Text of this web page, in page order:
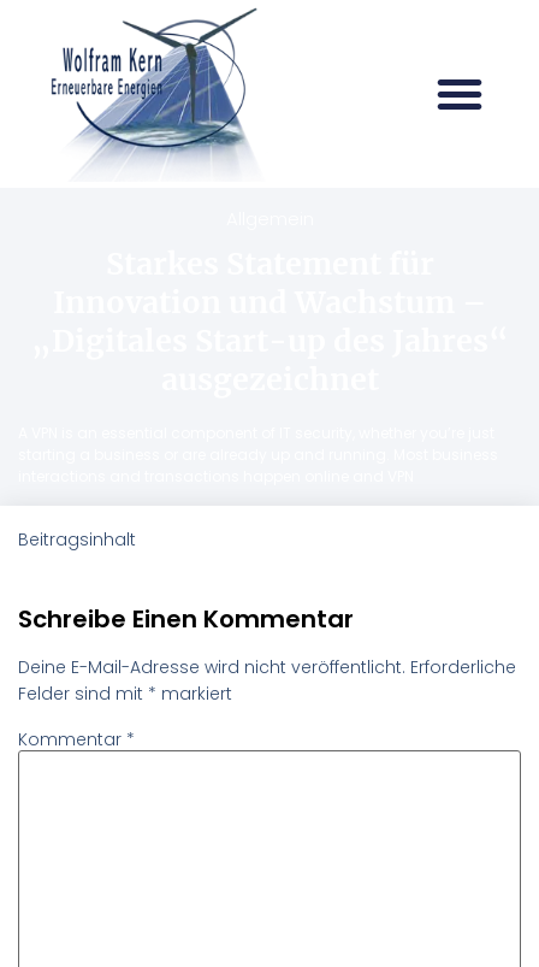
Beitragsinhalt
Schreibe Einen Kommentar
Deine E-Mail-Adresse wird nicht veröffentlicht. Erforderliche
Felder sind mit * markiert
Kommentar *